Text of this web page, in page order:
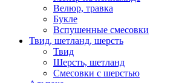
Велюр, травка
Букле
Вспушенные смесовки
Твид, шетланд, шерсть
Твид
Шерсть, шетланд
Смесовки с шерстью